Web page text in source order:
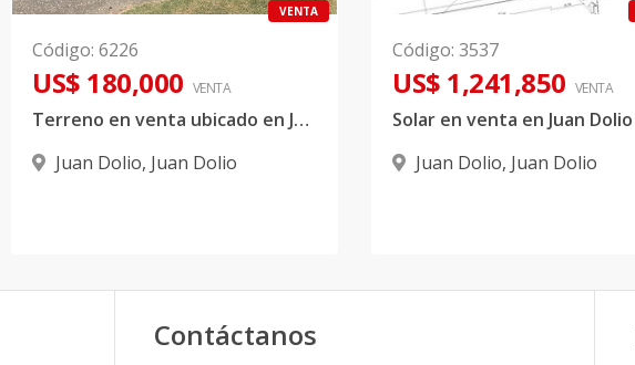
VENTA
Código: 6226
US$ 180,000 VENTA
Terreno en venta ubicado en Juan Dolio
Juan Dolio, Juan Dolio
Código: 3537
US$ 1,241,850 VENTA
Solar en venta en Juan Dolio
Juan Dolio, Juan Dolio
Contáctanos